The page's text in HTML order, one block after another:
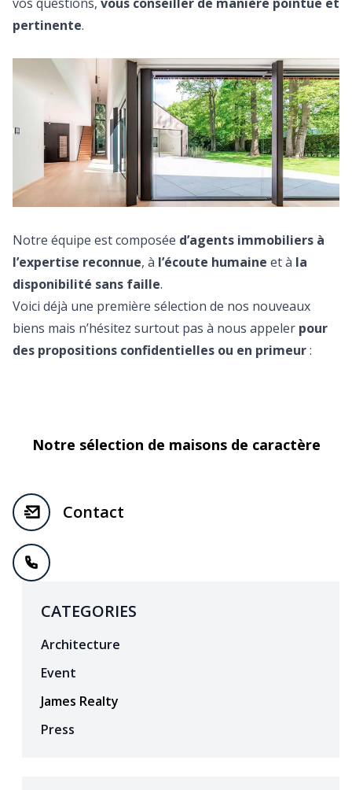
pertinente.
Notre équipe est composée d’agents immobiliers à
l’expertise reconnue, à l’écoute humaine et à la
disponibilité sans faille.
Voici déjà une première sélection de nos nouveaux
biens mais n’hésitez surtout pas à nous appeler pour
des propositions confidentielles ou en primeur:
Notre sélection de maisons de caractère
Contact
CATEGORIES
Architecture
Event
James Realty
Press